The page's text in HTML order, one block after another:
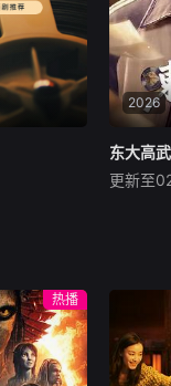
海洋奥
学习中，
，培养探
立保护海
，尽情感
力。
学习历
兴趣。
2026
东大
内详
年秦
的传
学院后
群伙伴
守护校
东大高
更新至
热播